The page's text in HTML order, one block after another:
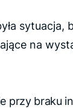
sytuacja,
na
przy braku